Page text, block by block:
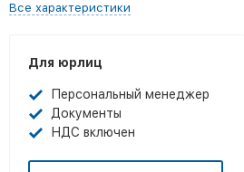
Все характеристики
Для юрлиц
Персональный менеджер
Документы
НДС включен